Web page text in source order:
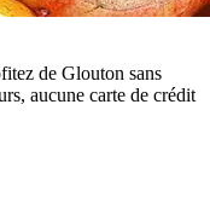
de Glouton sans
aucune carte de crédit